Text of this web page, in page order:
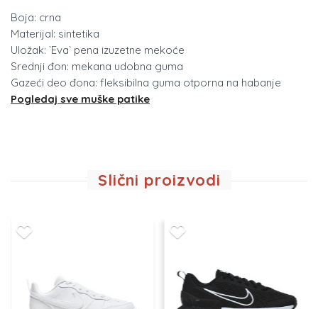
Boja: crna
Materijal: sintetika
Uložak: `Eva` pena izuzetne mekoće
Srednji đon: mekana udobna guma
Gazeći deo đona: fleksibilna guma otporna na habanje
Pogledaj sve muške patike
Slični proizvodi